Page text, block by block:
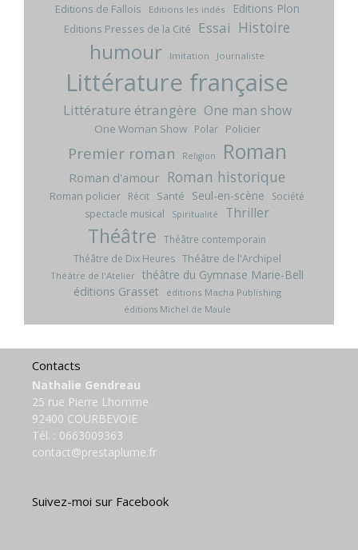
Editions de Fallois Editions les indés Editions Plon
Editions Presses de la Cité Essai Histoire
humour Imitation Journaliste
Littérature française
Littérature étrangère One man show
One Woman Show Polar Policier
Premier roman Religion Roman
Roman d'amour Roman historique
Roman policier Récit Santé Seul-en-scène
Société
spectacle musical
Spiritualité Thriller
Théâtre Théâtre contemporain
Théâtre de Dix Heures Théâtre de l'Archipel
Théâtre de l'Atelier théâtre du Gymnase Marie-Bell
éditions Grasset
éditions Macha Publishing
éditions Michel de Maule
Contacts
Nathalie Gendreau
25 rue Pierre Lhomme
92400 COURBEVOIE
Tél. : 0663009363
contact@prestaplume.fr
Suivez-moi sur Facebook